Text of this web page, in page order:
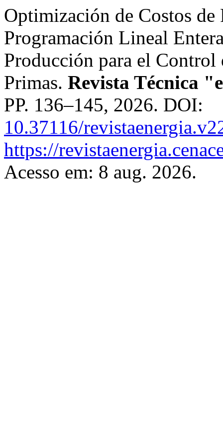
Optimización de Costos
Programación Lineal
Producción para el
Primas. Revista Técnica
PP. 136–145, 2026. DOI:
10.37116/
https://
Acesso em: 8 aug. 2026.